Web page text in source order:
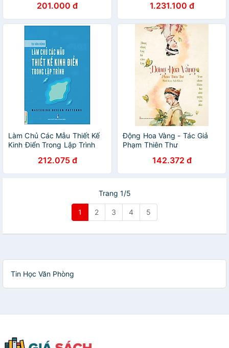
201.000 đ 1.231.100 đ
Làm Chủ Các Mẫu Thiết Kế
Kinh Điển Trong Lập Trình
212.075 đ
Động Hoa Vàng - Tác Giả
Phạm Thiên Thư
142.372 đ
Trang 1/5
1 2 3 4 5
Tin Học Văn Phòng